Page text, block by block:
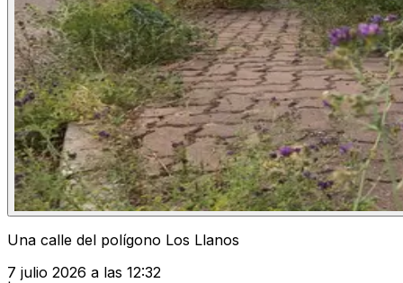
Una calle del polígono Los Llanos
7 julio 2026 a las 12:32